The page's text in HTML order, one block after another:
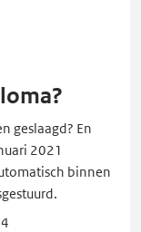
geslaagd? En
2021
binnen